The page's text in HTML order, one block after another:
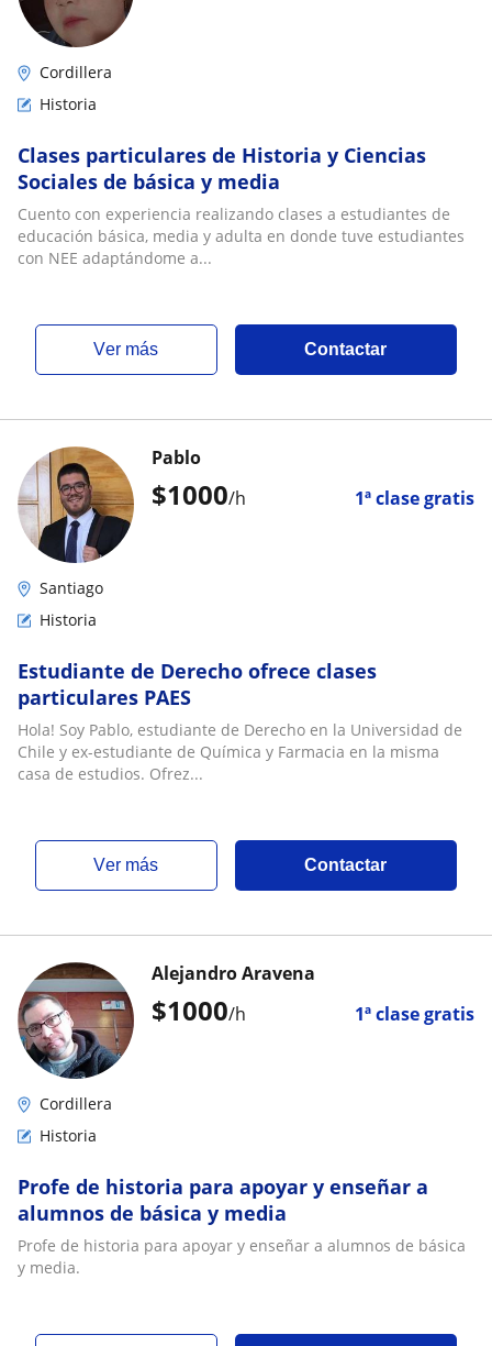
Cordillera
Historia
Clases particulares de Historia y Ciencias
Sociales de básica y media
Cuento con experiencia realizando clases a estudiantes de
educación básica, media y adulta en donde tuve estudiantes
con NEE adaptándome a...
ver más Contactar
$1000/h 1ª clase gratis
Pablo
Santiago
Historia
Estudiante de Derecho ofrece clases
particulares PAES
Hola! Soy Pablo, estudiante de Derecho en la Universidad de
Chile y ex-estudiante de Química y Farmacia en la misma
casa de estudios. Ofrez...
ver más Contactar
$1000/h 1ª clase gratis
Alejandro Aravena
Cordillera
Historia
Profe de historia para apoyar y enseñar a
alumnos de básica y media
Profe de historia para apoyar y enseñar a alumnos de básica
y media.